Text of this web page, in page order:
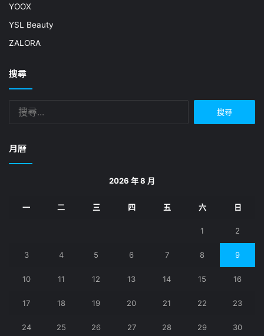
YOOX
YSL Beauty
ZALORA
搜尋
月曆
2026 年 8 月
一 二 三 四 五 六 日
1 2
3 4 5 6 7 8 9
10 11 12 13 14 15 16
17 18 19 20 21 22 23
24 25 26 27 28 29 30